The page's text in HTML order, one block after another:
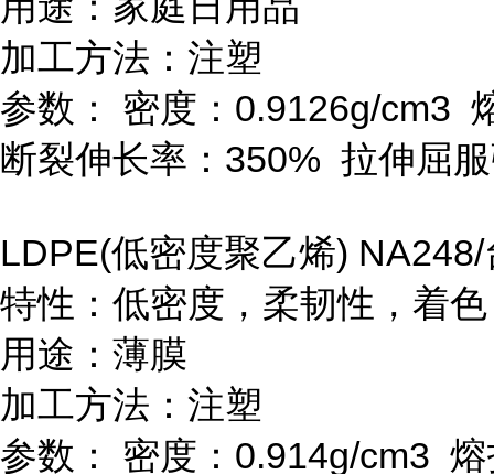
加工方法：注塑
参数：
密度： 0.9126g/cm3
断裂伸长率： 350% 拉伸屈
LDPE(低密度聚乙烯) NA248/
特性：低密度，柔韧性，着
用途：薄膜
加工方法：注塑
参数：
密度： 0.914g/cm3